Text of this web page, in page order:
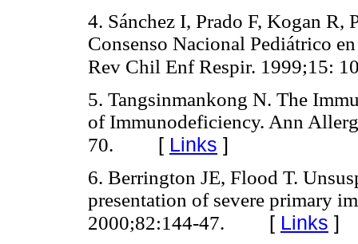
4. Sánchez I, Prado F, Kogan R,
Consenso Nacional Pediátrico
Rev Chil Enf Respir. 1999;15:
5. Tangsinmankong N. The
of Immunodeficiency. Ann
70. [ Links ]
6. Berrington JE, Flood T.
presentation of severe primary
2000;82:144-47. [ Links ]